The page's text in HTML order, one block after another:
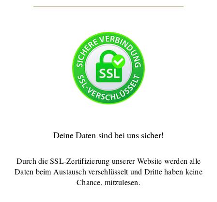
Deine Daten sind bei uns sicher!
Durch die SSL-Zertifizierung unserer Website werden alle
Daten beim Austausch verschlüsselt und Dritte haben keine
Chance, mitzulesen.